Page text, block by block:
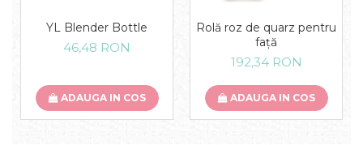
YL Blender Bottle
46,48 RON
ADAUGA IN COS
Rolă roz de quarz pentru
față
192,34 RON
ADAUGA IN COS